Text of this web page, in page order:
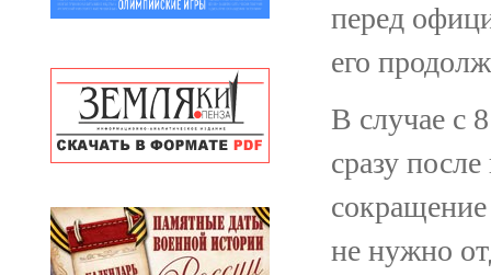
перед
его
В случае с
сразу
сокращение
не нужно